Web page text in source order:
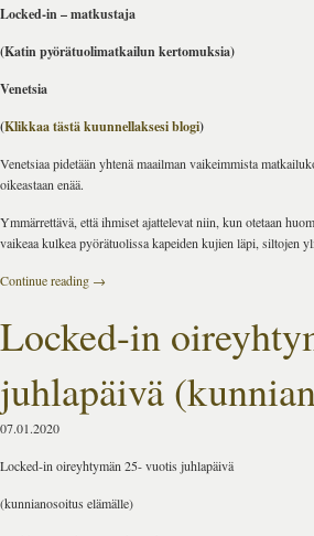
Locked-in – matkustaja
(Katin pyörätuolimatkailun kertomuksia)
Venetsia
(Klikkaa tästä kuunnellaksesi blogi)
Venetsiaa pidetään yhtenä maailman vaikeimmista
oikeastaan enää.
Ymmärrettävä, että ihmiset ajattelevat niin, kun otetaan
vaikeaa kulkea pyörätuolissa kapeiden kujien läpi, siltojen
Continue reading →
Locked-in
juhlapäivä
07.01.2020
Locked-in oireyhtymän 25- vuotis juhlapäivä
(kunnianosoitus elämälle)